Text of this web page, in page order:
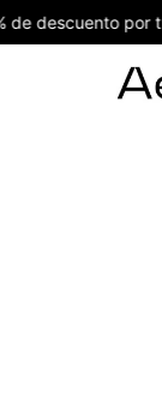
5% de descuento